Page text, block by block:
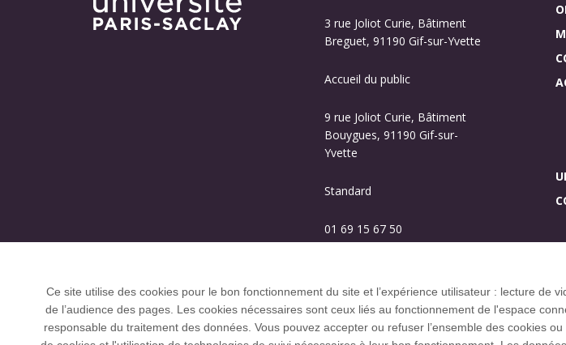
3 rue Joliot Curie, Bâtiment
Breguet, 91190 Gif-sur-Yvette
Accueil du public
9 rue Joliot Curie, Bâtiment
Bouygues, 91190 Gif-sur-
Yvette
Standard
01 69 15 67 50
Ce site utilise des cookies pour le bon fonctionnement du site et l’expérience utilisateur : lecture
de l’audience des pages. Les cookies nécessaires sont ceux liés au fonctionnement de l'espace
responsable du traitement des données. Vous pouvez accepter ou refuser l’ensemble des cookies